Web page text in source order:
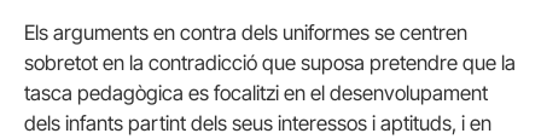
Els arguments en contra dels uniformes se centren
sobretot en la contradicció que suposa pretendre que la
tasca pedagògica es focalitzi en el desenvolupament
dels infants partint dels seus interessos i aptituds, i en